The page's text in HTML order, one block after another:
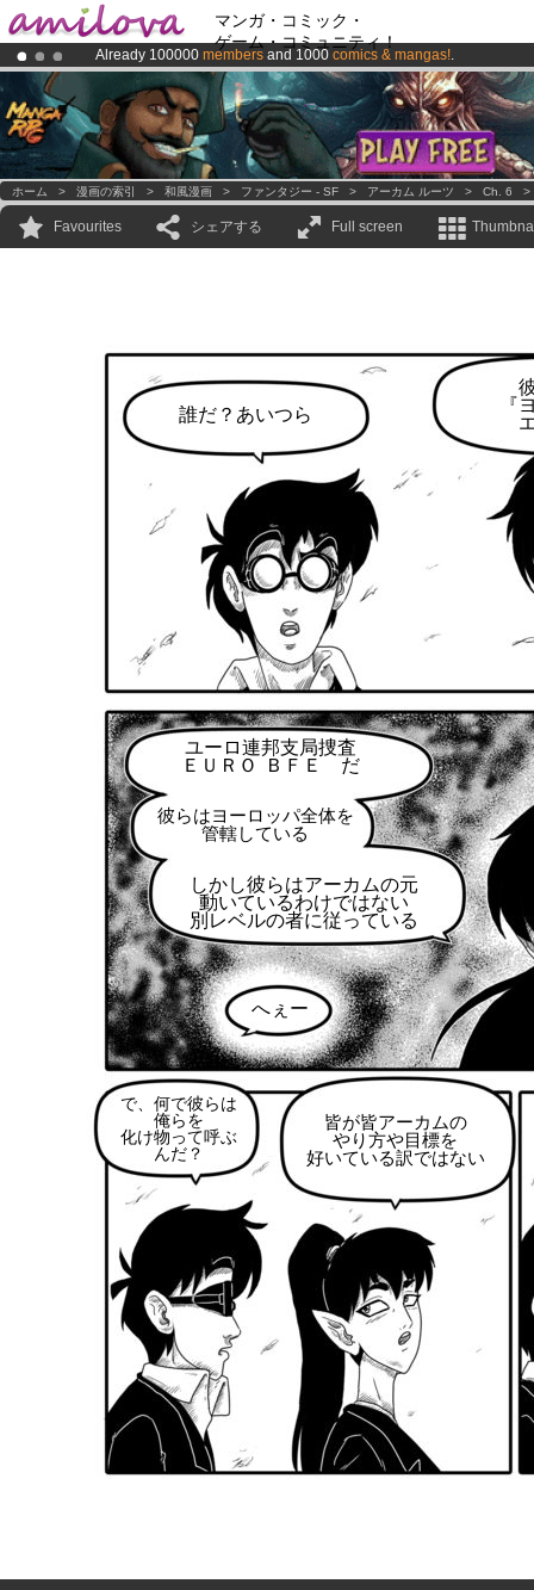
マンガ・コミック・
ゲーム・コミュニティ！
Already 100000 members and 1000 comics & mangas!.
Premium membership from3.95 eurosper month !Get membership
AmilovaKickstarter is now LIVE!.
ホーム > 漫画の索引 > 和風漫画 > ファンタジー - SF > アーカム ルーツ > Ch. 6
Favourites シェアする Full screen
誰だ？あいつら 『
ユーロ連邦支局捜査
ＥＵＲＯ ＢＦＥ だ
彼らはヨーロッパ全体を
管轄している
しかし彼らはアーカムの元
動いているわけではない
別レベルの者に従っている
へぇー
で、何で彼らは
俺らを
化け物って呼ぶ
んだ？
皆が皆アーカムの
やり方や目標を
好いている訳ではない